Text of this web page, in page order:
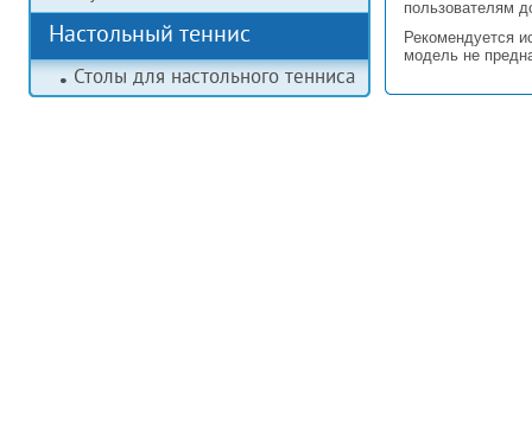
Настольный теннис
Столы для настольного тенниса
пользователям
Рекомендуется
модель не